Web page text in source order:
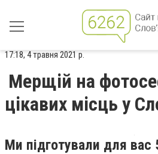
17:18, 4 травня 2021 р.
Мерщій на
цікавих місць у
Ми підготували для вас